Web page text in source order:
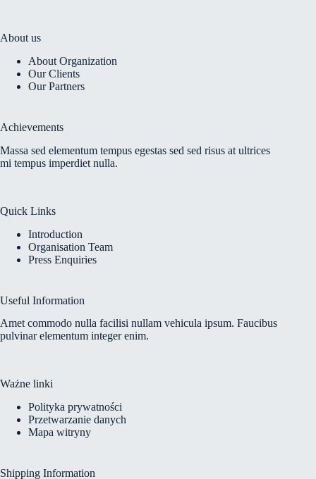
About us
About Organization
Our Clients
Our Partners
Achievements
Massa sed elementum tempus egestas sed sed risus at ultrices
mi tempus imperdiet nulla.
Quick Links
Introduction
Organisation Team
Press Enquiries
Useful Information
Amet commodo nulla facilisi nullam vehicula ipsum. Faucibus
pulvinar elementum integer enim.
Ważne linki
Polityka prywatności
Przetwarzanie danych
Mapa witryny
Shipping Information